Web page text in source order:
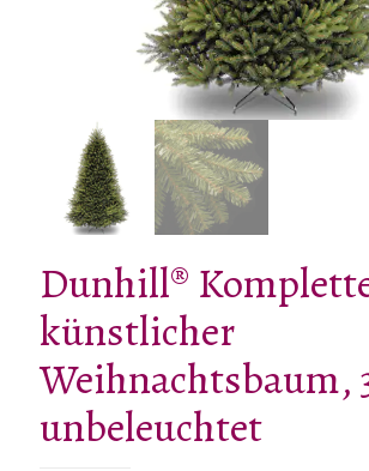
Dunhill®
künstlicher
Weihnachtsbaum,
unbeleuchtet